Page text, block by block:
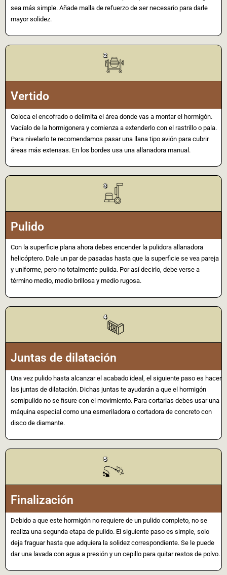
sea más simple. Añade malla de refuerzo de ser necesario para darle
mayor solidez.
Vertido
Coloca el encofrado o delimita el área donde vas a montar el hormigón.
Vacíalo de la hormigonera y comienza a extenderlo con el rastrillo o pala.
Para nivelarlo te recomendamos pasar una llana tipo avión para cubrir
áreas más extensas. En los bordes usa una allanadora manual.
Pulido
Con la superficie plana ahora debes encender la pulidora allanadora
helicóptero. Dale un par de pasadas hasta que la superficie se vea pareja
y uniforme, pero no totalmente pulida. Por así decirlo, debe verse a
término medio, medio brillosa y medio rugosa.
Juntas de dilatación
Una vez pulido hasta alcanzar el acabado ideal, el siguiente paso es hacer
las juntas de dilatación. Dichas juntas te ayudarán a que el hormigón
semipulido no se fisure con el movimiento. Para cortarlas debes usar una
máquina especial como una esmeriladora o cortadora de concreto con
disco de diamante.
Finalización
Debido a que este hormigón no requiere de un pulido completo, no se
realiza una segunda etapa de pulido. El siguiente paso es simple, solo
deja fraguar hasta que adquiera la solidez correspondiente. Se le puede
dar una lavada con agua a presión y un cepillo para quitar restos de polvo.